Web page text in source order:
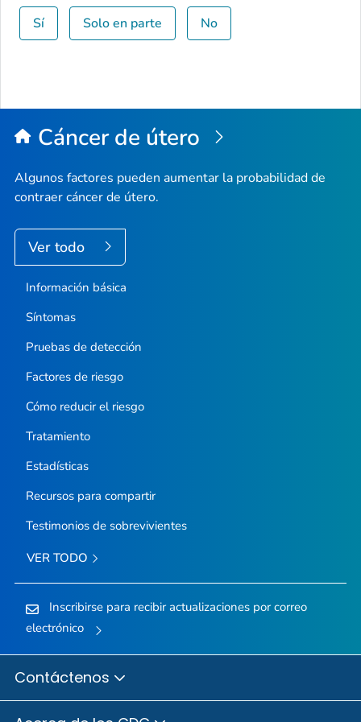
Sí Solo en parte No
Cáncer de útero
Algunos factores pueden aumentar la probabilidad de
contraer cáncer de útero.
Ver todo
Información básica
Síntomas
Pruebas de detección
Factores de riesgo
Cómo reducir el riesgo
Tratamiento
Estadísticas
Recursos para compartir
Testimonios de sobrevivientes
VER TODO
Inscribirse para recibir actualizaciones por correo
electrónico
Contáctenos